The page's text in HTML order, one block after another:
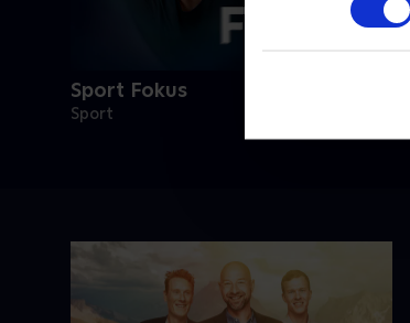
Sport Fokus
Sport